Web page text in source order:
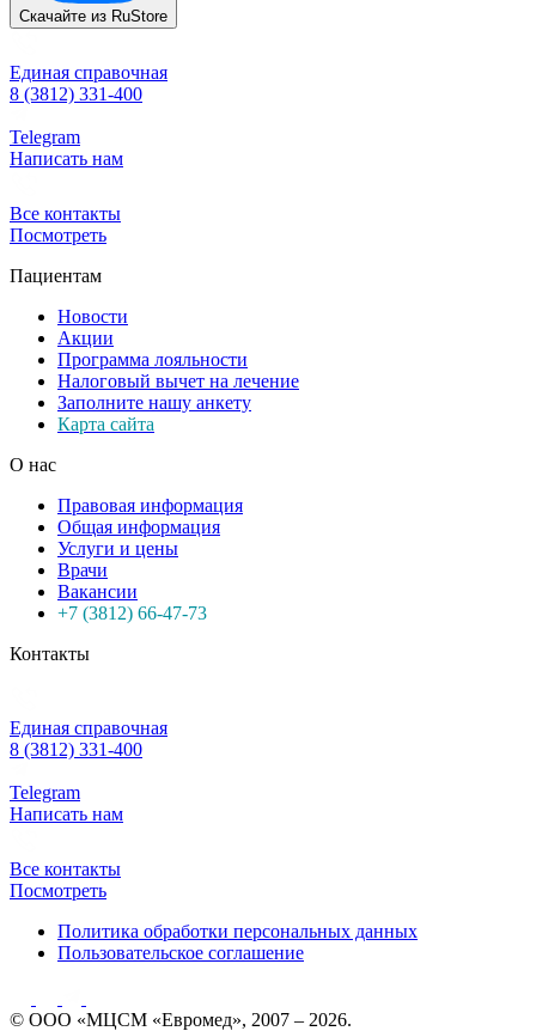
Скачайте из RuStore
Единая справочная
8 (3812) 331-400
Telegram
Написать нам
Все контакты
Посмотреть
Пациентам
Новости
Акции
Программа лояльности
Налоговый вычет на лечение
Заполните нашу анкету
Карта сайта
О нас
Правовая информация
Общая информация
Услуги и цены
Врачи
Вакансии
+7 (3812) 66-47-73
Контакты
Единая справочная
8 (3812) 331-400
Telegram
Написать нам
Все контакты
Посмотреть
Политика обработки персональных данных
Пользовательское соглашение
© ООО «МЦСМ «Евромед», 2007 – 2026.